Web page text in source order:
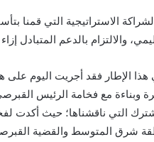
الاستراتيجية التي قمنا
والالتزام بالدعم المتبادل
الإطار فقد أجريت اليوم على
وبناءة مع فخامة الرئيس
التي ناقشناها؛ حيث أكدت
شرق المتوسط والقضية